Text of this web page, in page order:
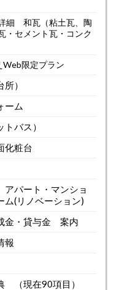
細 和瓦（粘土瓦、陶
・セメント瓦・コンク
Web限定プラン
）
ーム
バス）
化粧台
パート・マンショ
(リノベーション)
金・貸与金 案内
報
（現在90項目）